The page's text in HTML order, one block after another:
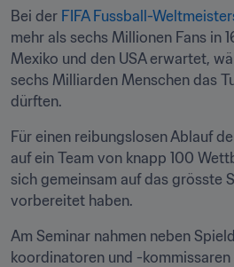
Bei der FIFA Fussball-
mehr als sechs Millionen Fans in
Mexiko und den USA erwartet,
sechs Milliarden Menschen das
dürften.
Für einen reibungslosen Ablauf
auf ein Team von knapp 100
sich gemeinsam auf das grösste
vorbereitet haben.
Am Seminar nahmen neben
koordinatoren und -